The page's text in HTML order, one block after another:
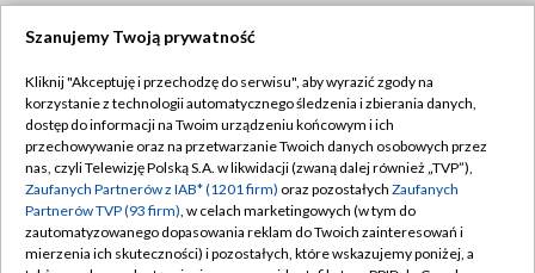
TVP
Abonament TVP
Emisja w TVP
Centrum informacji TVP
Naziemna Telewizja Cyfrowa
Regulamin TVP
Polityka prywatności
Moje zgody
Pomoc
Szanujemy Twoją prywatność
Kliknij "Akceptuję i przechodzę do serwisu", aby wyrazić zgody na
korzystanie z technologii automatycznego śledzenia i zbierania danych,
dostęp do informacji na Twoim urządzeniu końcowym i ich
przechowywanie oraz na przetwarzanie Twoich danych osobowych przez
nas, czyli Telewizję Polską S.A. w likwidacji (zwaną dalej również „TVP”),
Zaufanych Partnerów z IAB* (1201 firm) oraz pozostałych Zaufanych
Partnerów TVP (93 firm), w celach marketingowych (w tym do
zautomatyzowanego dopasowania reklam do Twoich zainteresowań i
mierzenia ich skuteczności) i pozostałych, które wskazujemy poniżej, a